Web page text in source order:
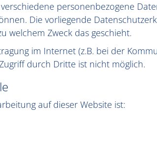
personenbezogene
Die vorliegende
welchem Zweck das geschieht.
im Internet (z.B. bei der
durch Dritte ist nicht möglich.
auf dieser Website ist: